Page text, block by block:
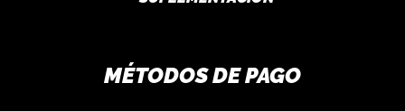
MÉTODOS DE PAGO